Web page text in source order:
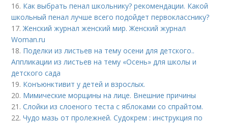
16. Как выбрать пенал школьнику? рекомендации. Какой
школьный пенал лучше всего подойдет первокласснику?
17.Женский журнал женский мир. Женский журнал
Woman.ru
18. Поделки из листьев на тему осени для детского..
Аппликации из листьев на тему «Осень» для школы и
детского сада
19. Конъюнктивит у детей и взрослых.
20. Мимические морщины на лице. Внешние причины
21.Слойки из слоеного теста с яблоками со спрайтом.
22.Чудо мазь от пролежней. Судокрем : инструкция по